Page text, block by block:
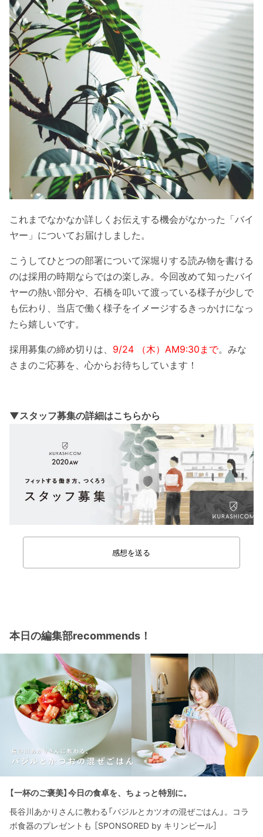
これまでなかなか詳しくお伝えする機会がなかった「バイ
ヤー」についてお届けしました。
こうしてひとつの部署について深堀りする読み物を書ける
のは採用の時期ならではの楽しみ。今回改めて知ったバイ
ヤーの熱い部分や、石橋を叩いて渡っている様子が少しで
も伝わり、当店で働く様子をイメージするきっかけになっ
たら嬉しいです。
採用募集の締め切りは、 9/24 （木）AM9:30まで。みな
さまのご応募を、心からお待ちしています！
▼スタッフ募集の詳細はこちらから
感想を送る
本日の編集部recommends！
【一杯のご褒美】今日の食卓を、ちょっと特別に。
長谷川あかりさんに教わる「バジルとカツオの混ぜごはん」。コラ
ボ食器のプレゼントも ［SPONSORED by キリンビール］